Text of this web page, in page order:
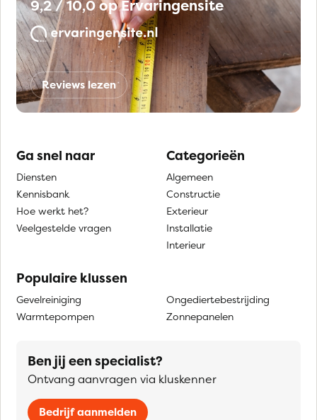
9,2 / 10,0 op Ervaringensite
Reviews lezen
Ga snel naar
Diensten
Kennisbank
Hoe werkt het?
Veelgestelde vragen
Categorieën
Algemeen
Constructie
Exterieur
Installatie
Interieur
Populaire klussen
Gevelreiniging
Warmtepompen
Ongediertebestrijding
Zonnepanelen
Ben jij een specialist?
Ontvang aanvragen via kluskenner
Bedrijf aanmelden